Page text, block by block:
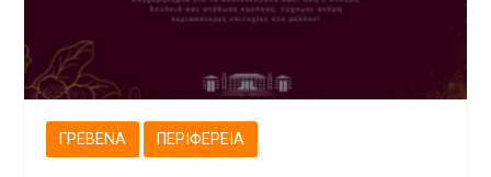
ΓΡΕΒΕΝΆ ΠΕΡΙΦΈΡΕΙΑ